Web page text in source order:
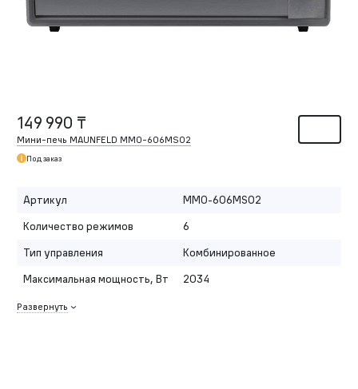
149 990 ₸
Мини-печь MAUNFELD MMO-606MS02
Под заказ
Артикул
MMO-606MS02
Количество режимов
6
Тип управления
Комбинированное
Максимальная мощность, Вт
2034
Развернуть